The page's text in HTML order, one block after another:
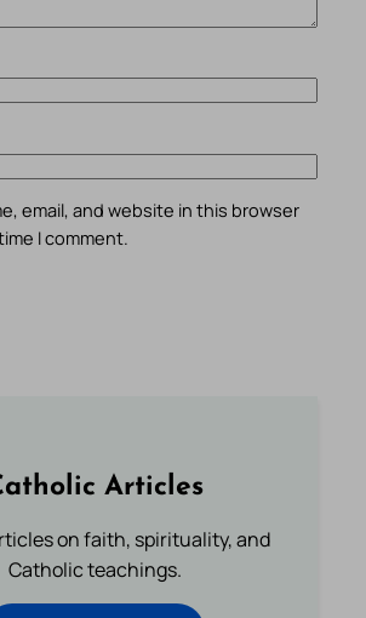
email, and website in this browser
I comment.
Articles
on faith, spirituality, and
Catholic teachings.